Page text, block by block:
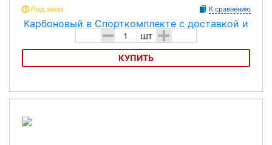
Под заказ К сравнению
- шт +
КУПИТЬ
Насос для велосипеда PURO Карбоновый